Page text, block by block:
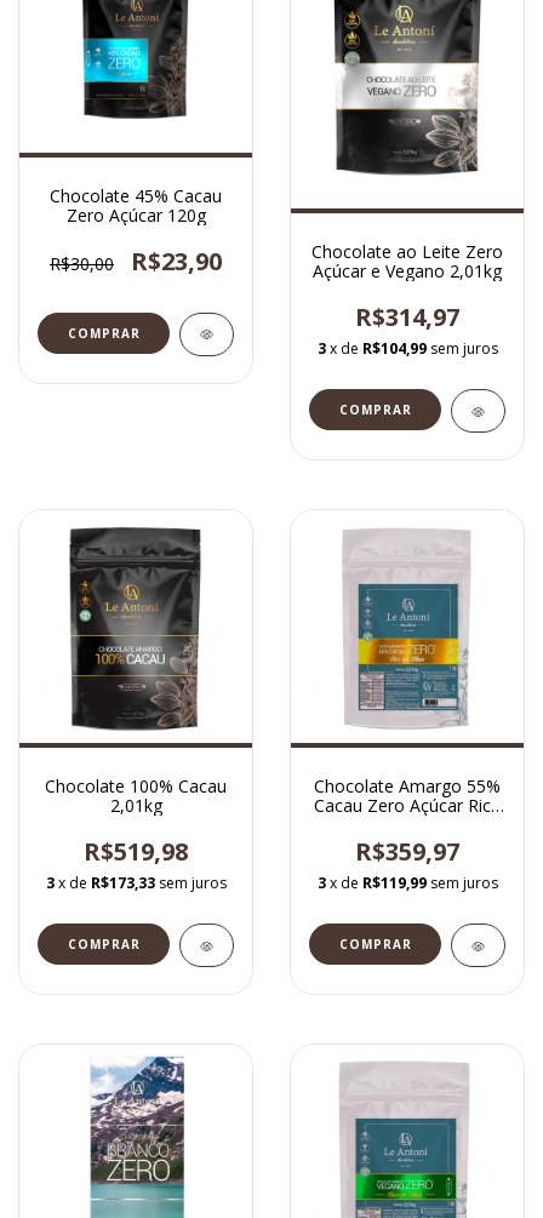
Chocolate 45% Cacau
Zero Açúcar 120g
R$30,00 R$23,90
Chocolate ao Leite Zero
Açúcar e Vegano 2,01kg
R$314,97
3 x de R$104,99 sem juros
Chocolate 100% Cacau
2,01kg
R$519,98
3 x de R$173,33 sem juros
Chocolate Amargo 55%
Cacau Zero Açúcar Rico
R$359,97
3 x de R$119,99 sem juros